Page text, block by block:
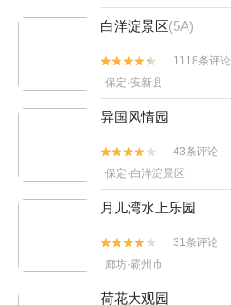
白洋淀景区(5A)


1118条评论
保定·安新县
异国风情园


43条评论
保定·白洋淀景区
月儿湾水上乐园


31条评论
廊坊·霸州市
荷花大观园